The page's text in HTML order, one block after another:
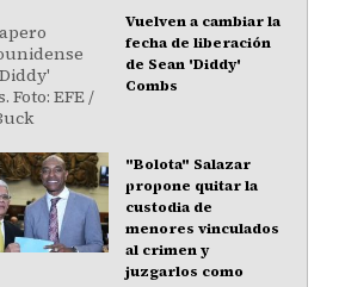
Vuelven a cambiar la
fecha de liberación
de Sean 'Diddy'
Combs
"Bolota" Salazar
propone quitar la
custodia de
menores vinculados
al crimen y
juzgarlos como